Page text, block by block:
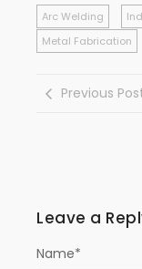
Arc Welding
Metal Fabrication
Previous
Leave a
Name*